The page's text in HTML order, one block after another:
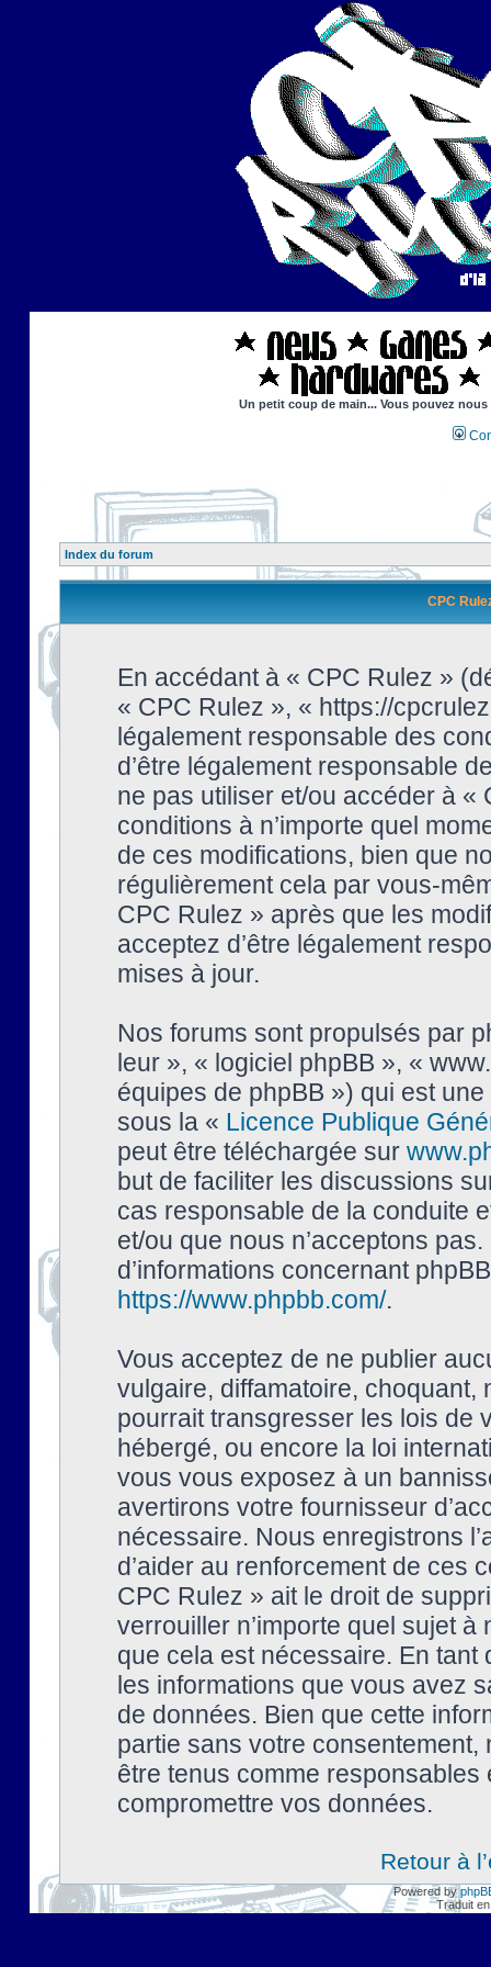
Un petit coup de main... Vous pouvez
Index du forum
CPC
En accédant à « CPC Rulez »
« CPC Rulez », « https://
légalement responsable des
d’être légalement responsable
ne pas utiliser et/ou accéder à
conditions à n’importe quel
de ces modifications, bien que
régulièrement cela par vous-
CPC Rulez » après que les
acceptez d’être légalement
mises à jour.
Nos forums sont propulsés par
leur », « logiciel phpBB », «
équipes de phpBB ») qui est
sous la « Licence Publique
peut être téléchargée sur
but de faciliter les discussions
cas responsable de la conduite
et/ou que nous n’acceptons
d’informations concernant
https://www.phpbb.com/.
Vous acceptez de ne publier
vulgaire, diffamatoire, choquant,
pourrait transgresser les lois de
hébergé, ou encore la loi
vous vous exposez à un
avertirons votre fournisseur
nécessaire. Nous enregistrons
d’aider au renforcement de ces
CPC Rulez » ait le droit de
verrouiller n’importe quel sujet à
que cela est nécessaire. En tant
les informations que vous avez
de données. Bien que cette
partie sans votre
être tenus comme
compromettre vos données.
Retour à
Powered by
Traduit